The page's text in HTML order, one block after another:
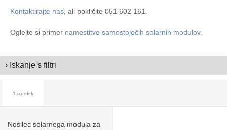
Kontaktirajte nas , ali pokličite 051 602 161.
Oglejte si primer namestitve samostoječih solarnih modulov.
› Iskanje s filtri
1 izdelek
Nosilec solarnega modula za